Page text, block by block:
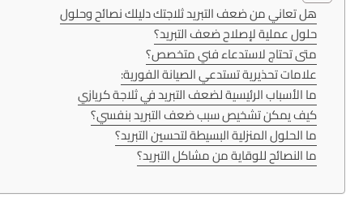
هل تعاني من ضعف التبريد ثلاجتك دليلك نصائح وحلول
حلول عملية لإصلاح ضعف التبريد؟
متى تحتاج لاستدعاء فني متخصص؟
علامات تحذيرية تستدعي الصيانة الفورية:
ما الأسباب الرئيسية لضعف التبريد في ثلاجة كريازي
كيف يمكن تشخيص سبب ضعف التبريد بنفسي؟
ما الحلول المنزلية البسيطة لتحسين التبريد؟
ما النصائح للوقاية من مشاكل التبريد؟